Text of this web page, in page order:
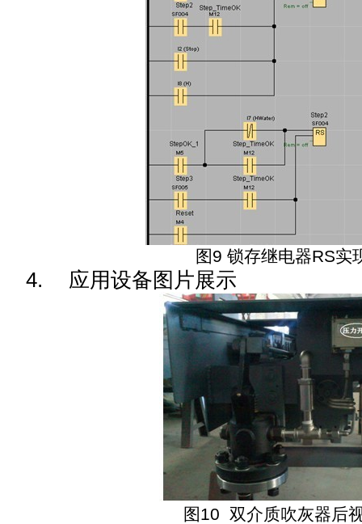
图9锁存继电器RS实
4. 应用设备图片展示
图10 双介质吹灰器后